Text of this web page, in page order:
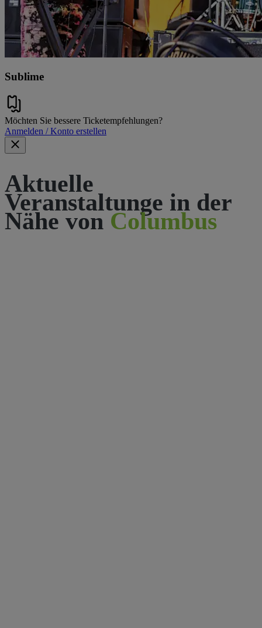
Sublime
Möchten Sie bessere Ticketempfehlungen?
Anmelden / Konto erstellen
Aktuelle
Veranstaltunge in der
Nähe von Columbus